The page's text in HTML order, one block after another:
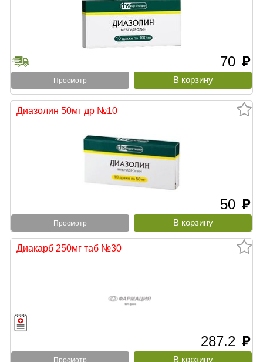
70 руб
Просмотр
Диазолин 50мг др №10
50 руб
Просмотр
Диакарб 250мг таб №30
287.2 руб
Просмотр